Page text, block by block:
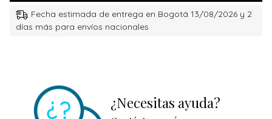
Fecha estimada de entrega en Bogotá 13/08/2026 y 2
días más para envíos nacionales
¿Necesitas ayuda?